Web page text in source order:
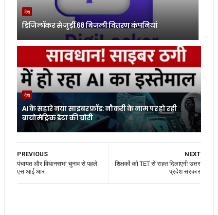
देश
डिजिलॉकर से जुड़ीं 68 बिजली वितरण कंपनियां
देश
AI के सहारे नया साइबर फ्रॉड: नौकरी के नाम पर हो रही
बायोमेट्रिक डेटा की चोरी
NEXT
शिक्षकों को TET से राहत दिलाएगी उत्तर
प्रदेश सरकार
PREVIOUS
पंचायत और विधानसभा चुनाव से पहले
एस आई आर